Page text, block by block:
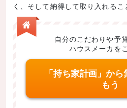
く、そして納得して取り入れるこ
自分のこだわりや予
ハウスメーカを
「持ち家計画」か
もう